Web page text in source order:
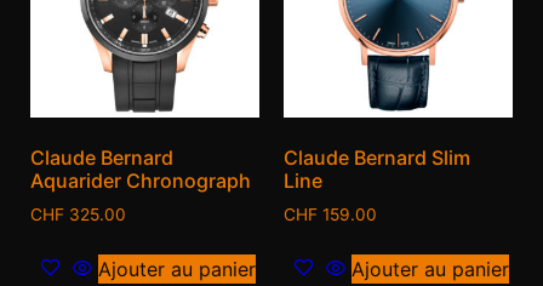
Claude Bernard
Aquarider Chronograph
CHF 325.00
Ajouter au panier
Claude Bernard Slim
Line
CHF 159.00
Ajouter au panier